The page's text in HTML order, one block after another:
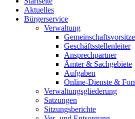
Aktuelles
Bürgerservice
Verwaltung
Geschäftsstellenleiter
Ansprechpartner
Ämter & Sachgebiete
Aufgaben
Online-Dienste &
Verwaltungsgliederung
Satzungen
Sitzungsberichte